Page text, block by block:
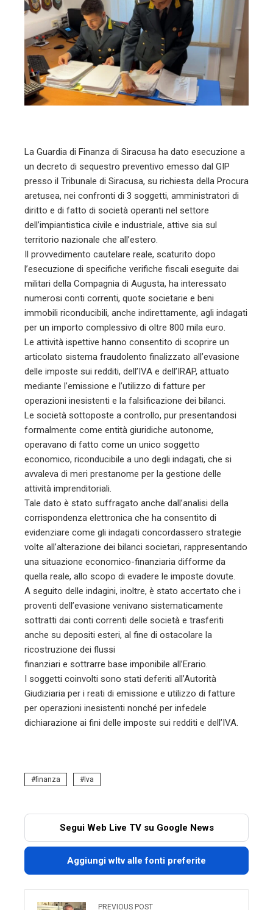
La Guardia di Finanza di Siracusa ha dato esecuzione a
un decreto di sequestro preventivo emesso dal GIP
presso il Tribunale di Siracusa, su richiesta della Procura
aretusea, nei confronti di 3 soggetti, amministratori di
diritto e di fatto di società operanti nel settore
dell’impiantistica civile e industriale, attive sia sul
territorio nazionale che all’estero.
Il provvedimento cautelare reale, scaturito dopo
l’esecuzione di specifiche verifiche fiscali eseguite dai
militari della Compagnia di Augusta, ha interessato
numerosi conti correnti, quote societarie e beni
immobili riconducibili, anche indirettamente, agli indagati
per un importo complessivo di oltre 800 mila euro.
Le attività ispettive hanno consentito di scoprire un
articolato sistema fraudolento finalizzato all’evasione
delle imposte sui redditi, dell’IVA e dell’IRAP, attuato
mediante l’emissione e l’utilizzo di fatture per
operazioni inesistenti e la falsificazione dei bilanci.
Le società sottoposte a controllo, pur presentandosi
formalmente come entità giuridiche autonome,
operavano di fatto come un unico soggetto
economico, riconducibile a uno degli indagati, che si
avvaleva di meri prestanome per la gestione delle
attività imprenditoriali.
Tale dato è stato suffragato anche dall’analisi della
corrispondenza elettronica che ha consentito di
evidenziare come gli indagati concordassero strategie
volte all’alterazione dei bilanci societari, rappresentando
una situazione economico-finanziaria difforme da
quella reale, allo scopo di evadere le imposte dovute.
A seguito delle indagini, inoltre, è stato accertato che i
proventi dell’evasione venivano sistematicamente
sottratti dai conti correnti delle società e trasferiti
anche su depositi esteri, al fine di ostacolare la
ricostruzione dei flussi
finanziari e sottrarre base imponibile all’Erario.
I soggetti coinvolti sono stati deferiti all’Autorità
Giudiziaria per i reati di emissione e utilizzo di fatture
per operazioni inesistenti nonché per infedele
dichiarazione ai fini delle imposte sui redditi e dell’IVA.
finanza Iva
Segui Web Live TV su Google News
Aggiungi wltv alle fonti preferite
PREVIOUS POST